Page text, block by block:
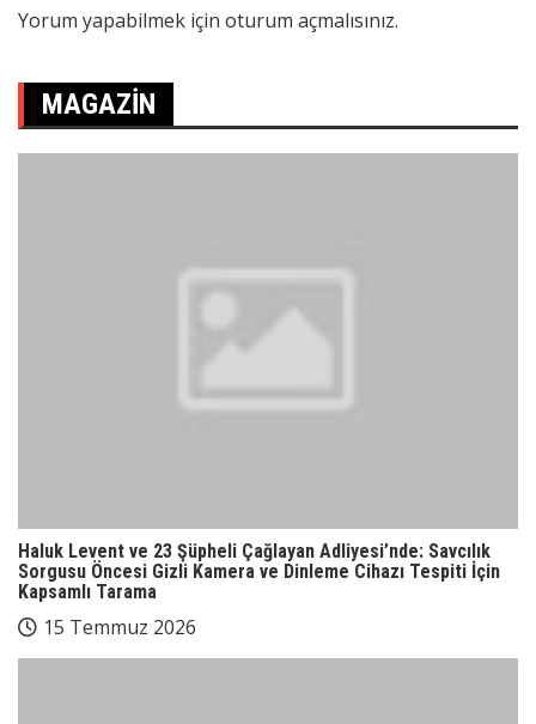
Yorum yapabilmek için oturum açmalısınız.
MAGAZIN
Haluk Levent ve 23 Şüpheli Çağlayan Adliyesi’nde: Savcılık
Sorgusu Öncesi Gizli Kamera ve Dinleme Cihazı Tespiti İçin
Kapsamlı Tarama
15 Temmuz 2026